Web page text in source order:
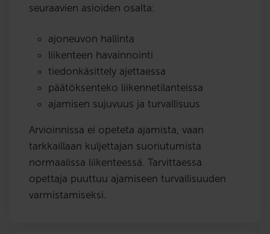
seuraavien asioiden osalta:
ajoneuvon hallinta
liikenteen havainnointi
tiedonkäsittely ajettaessa
päätöksenteko liikennetilanteissa
ajamisen sujuvuus ja turvallisuus
Arvioinnissa ei opeteta ajamista, vaan
tarkkaillaan kuljettajan suoriutumista
normaalissa liikenteessä. Tarvittaessa
opettaja puuttuu ajamiseen turvallisuuden
varmistamiseksi.